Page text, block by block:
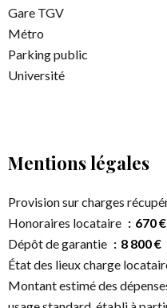
Gare TGV
Métro
Parking public
Université
Mentions légales
Provision sur charges
Honoraires locataire
670 €
Dépôt de garantie
8 800 €
État des lieux charge
Montant estimé des